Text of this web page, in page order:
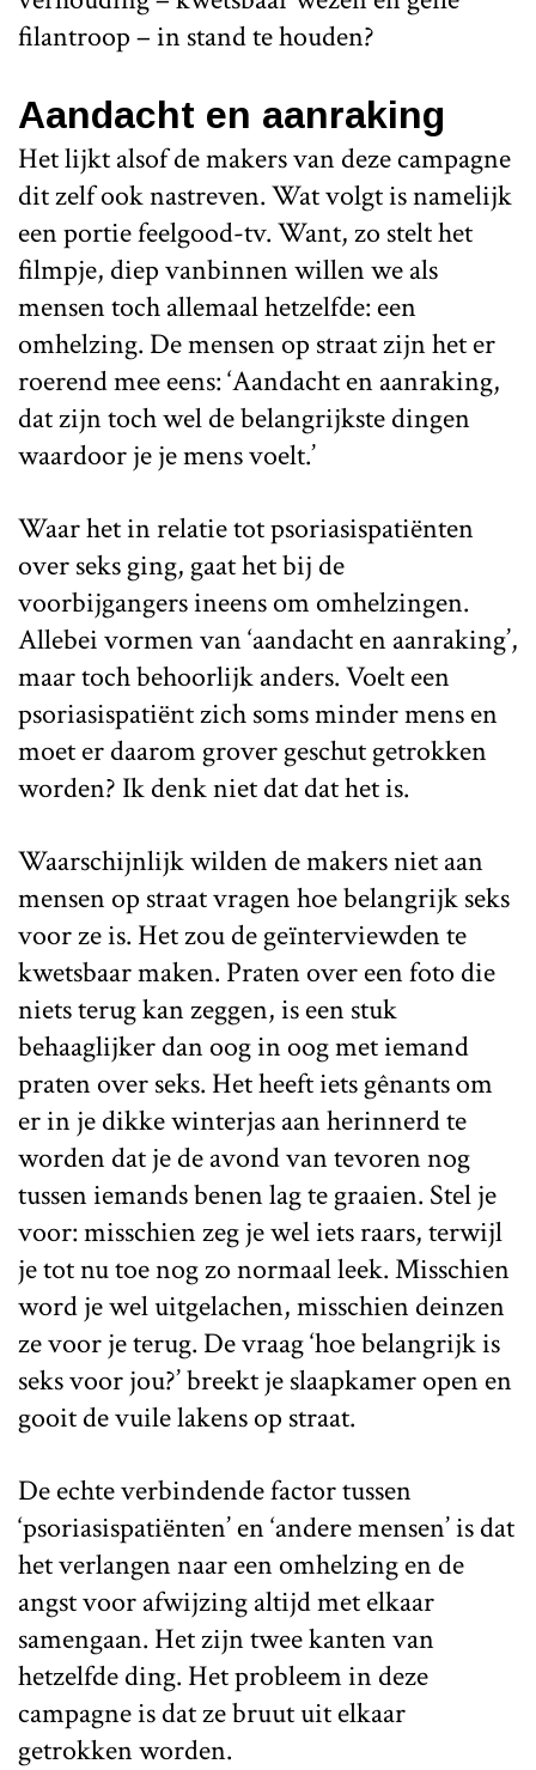
filantroop – in stand te houden?
Aandacht en aanraking
Het lijkt alsof de makers van deze campagne
dit zelf ook nastreven. Wat volgt is namelijk
een portie feelgood-tv. Want, zo stelt het
filmpje, diep vanbinnen willen we als
mensen toch allemaal hetzelfde: een
omhelzing. De mensen op straat zijn het er
roerend mee eens: ‘Aandacht en aanraking,
dat zijn toch wel de belangrijkste dingen
waardoor je je mens voelt.’
Waar het in relatie tot psoriasispatiënten
over seks ging, gaat het bij de
voorbijgangers ineens om omhelzingen.
Allebei vormen van ‘aandacht en aanraking’,
maar toch behoorlijk anders. Voelt een
psoriasispatiënt zich soms minder mens en
moet er daarom grover geschut getrokken
worden? Ik denk niet dat dat het is.
Waarschijnlijk wilden de makers niet aan
mensen op straat vragen hoe belangrijk seks
voor ze is. Het zou de geïnterviewden te
kwetsbaar maken. Praten over een foto die
niets terug kan zeggen, is een stuk
behaaglijker dan oog in oog met iemand
praten over seks. Het heeft iets gênants om
er in je dikke winterjas aan herinnerd te
worden dat je de avond van tevoren nog
tussen iemands benen lag te graaien. Stel je
voor: misschien zeg je wel iets raars, terwijl
je tot nu toe nog zo normaal leek. Misschien
word je wel uitgelachen, misschien deinzen
ze voor je terug. De vraag ‘hoe belangrijk is
seks voor jou?’ breekt je slaapkamer open en
gooit de vuile lakens op straat.
De echte verbindende factor tussen
‘psoriasispatiënten’ en ‘andere mensen’ is dat
het verlangen naar een omhelzing en de
angst voor afwijzing altijd met elkaar
samengaan. Het zijn twee kanten van
hetzelfde ding. Het probleem in deze
campagne is dat ze bruut uit elkaar
getrokken worden.